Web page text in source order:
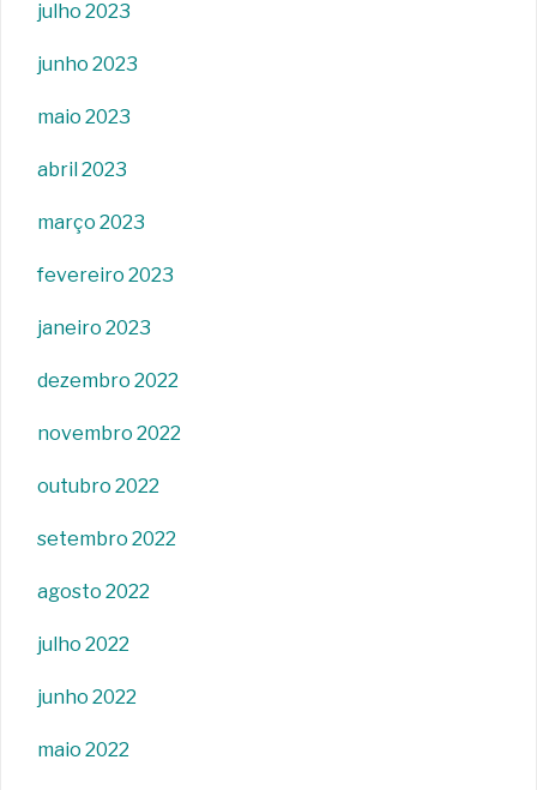
julho 2023
junho 2023
maio 2023
abril 2023
março 2023
fevereiro 2023
janeiro 2023
dezembro 2022
novembro 2022
outubro 2022
setembro 2022
agosto 2022
julho 2022
junho 2022
maio 2022